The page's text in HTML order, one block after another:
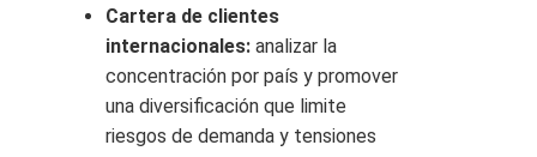
Cartera de clientes
internacionales: analizar la
concentración por país y promover
una diversificación que limite
riesgos de demanda y tensiones